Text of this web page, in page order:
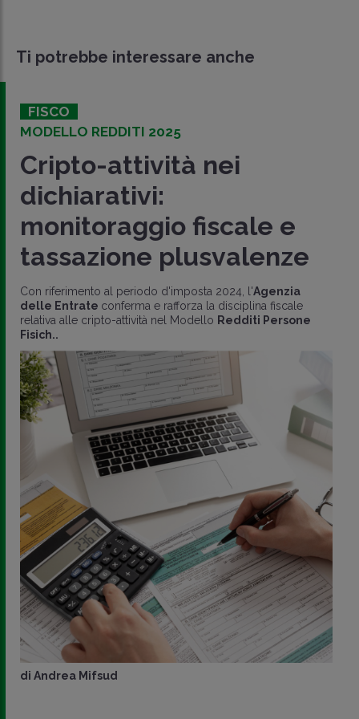
Ti potrebbe interessare anche
FISCO
MODELLO REDDITI 2025
Cripto-attività nei
dichiarativi:
monitoraggio fiscale e
tassazione plusvalenze
Con riferimento al periodo d'imposta 2024, l'Agenzia
delle Entrate conferma e rafforza la disciplina fiscale
relativa alle cripto-attività nel Modello Redditi Persone
Fisich..
di Andrea Mifsud